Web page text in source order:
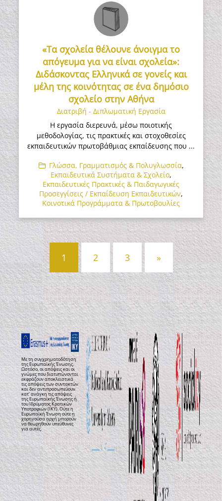
«Τα σχολεία θέλουνε άνοιγμα το
απόγευμα για να είναι σχολεία»:
Διδάσκοντας Ελληνικά σε γονείς και
μέλη της κοινότητας σε ένα δημόσιο
σχολείο στην Αθήνα
Διατριβή - Διπλωματική Εργασία
Η εργασία διερευνά, μέσω ποιοτικής
μεθοδολογίας, τις πρακτικές και στοχοθεσίες
εκπαιδευτικών πρωτοβάθμιας εκπαίδευσης που ...
Γλώσσα, Γραμματισμός & Πολυγλωσσία,
Εκπαιδευτικά Συστήματα & Σχολείο,
Εκπαιδευτικές Πρακτικές & Παιδαγωγικές
Προσεγγίσεις / Εκπαίδευση Εκπαιδευτικών,
Κοινοτικά Προγράμματα & Πρωτοβουλίες
Πλοήγηση
άρθρων
1 2 3 »
Με τη συγχρηματοδότηση
της Ευρωπαϊκής Ένωσης.
Ωστόσο, οι απόψεις και οι
γνώμες που διατυπώνονται
εκφράζουν αποκλειστικά
τις απόψεις των συντακτών
και δεν αντιπροσωπεύουν
κατ’ ανάγκη τις απόψεις
της Ευρωπαϊκής Ένωσης ή
του Ιδρύματος Κρατικών
Υποτροφιών (ΙΚΥ). Ούτε η
Ευρωπαϊκή Ένωση ούτε η
χορηγούσα αρχή μπορούν
να θεωρηθούν υπεύθυνες
για αυτές.